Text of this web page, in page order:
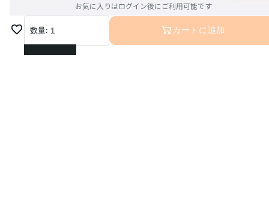
お気に入りはログイン後にご利用可能です
数量: 1
1
カートに追加